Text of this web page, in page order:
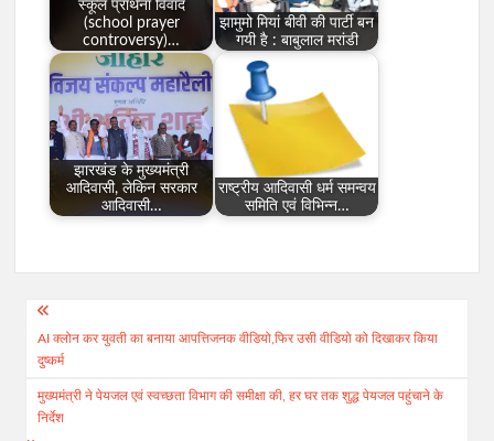
स्कूल प्रार्थना विवाद
(school prayer
controversy)…
झामुमो मियां बीवी की पार्टी बन
गयी है : बाबुलाल मरांडी
झारखंड के मुख्यमंत्री
आदिवासी, लेकिन सरकार
आदिवासी…
राष्ट्रीय आदिवासी धर्म समन्वय
समिति एवं विभिन्न…
Post
navigation
AI क्लोन कर युवती का बनाया आपत्तिजनक वीडियो,फिर उसी वीडियो को दिखाकर किया
दुष्कर्म
मुख्यमंत्री ने पेयजल एवं स्वच्छता विभाग की समीक्षा की, हर घर तक शुद्ध पेयजल पहुंचाने के
निर्देश